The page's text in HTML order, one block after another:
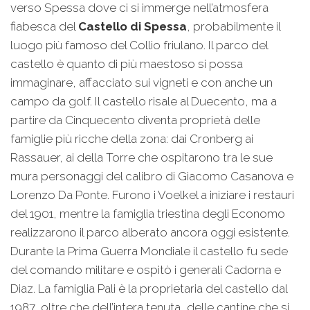
verso Spessa dove ci si immerge nell’atmosfera
fiabesca del Castello di Spessa, probabilmente il
luogo più famoso del Collio friulano. Il parco del
castello è quanto di più maestoso si possa
immaginare, affacciato sui vigneti e con anche un
campo da golf. Il castello risale al Duecento, ma a
partire da Cinquecento diventa proprietà delle
famiglie più ricche della zona: dai Cronberg ai
Rassauer, ai della Torre che ospitarono tra le sue
mura personaggi del calibro di Giacomo Casanova e
Lorenzo Da Ponte. Furono i Voelkel a iniziare i restauri
del 1901, mentre la famiglia triestina degli Economo
realizzarono il parco alberato ancora oggi esistente.
Durante la Prima Guerra Mondiale il castello fu sede
del comando militare e ospitò i generali Cadorna e
Diaz. La famiglia Pali è la proprietaria del castello dal